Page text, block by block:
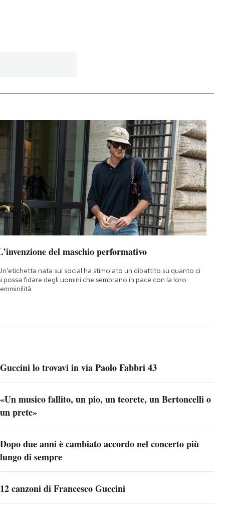
del maschio performativo
nata sui social ha stimolato un dibattito su quanto ci
possa fidare degli uomini che sembrano in pace con la loro
Guccini lo trovavi in via Paolo Fabbri 43
«Un musico fallito, un pio, un teorete, un Bertoncelli o
un prete»
Dopo due anni è cambiato accordo nel concerto più
lungo di sempre
12 canzoni di Francesco Guccini